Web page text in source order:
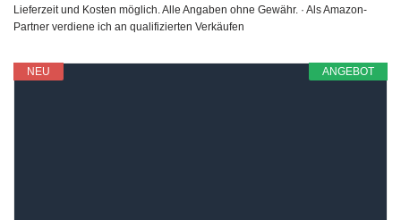
Lieferzeit und Kosten möglich. Alle Angaben ohne Gewähr. · Als Amazon-
Partner verdiene ich an qualifizierten Verkäufen
ANGEBOT
NEU